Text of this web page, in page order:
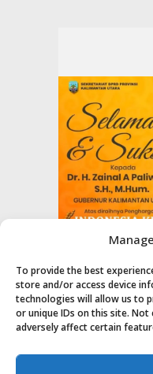
To provide the best
store and/or access device
technologies will allow us to
or unique IDs on this site.
adversely affect certain